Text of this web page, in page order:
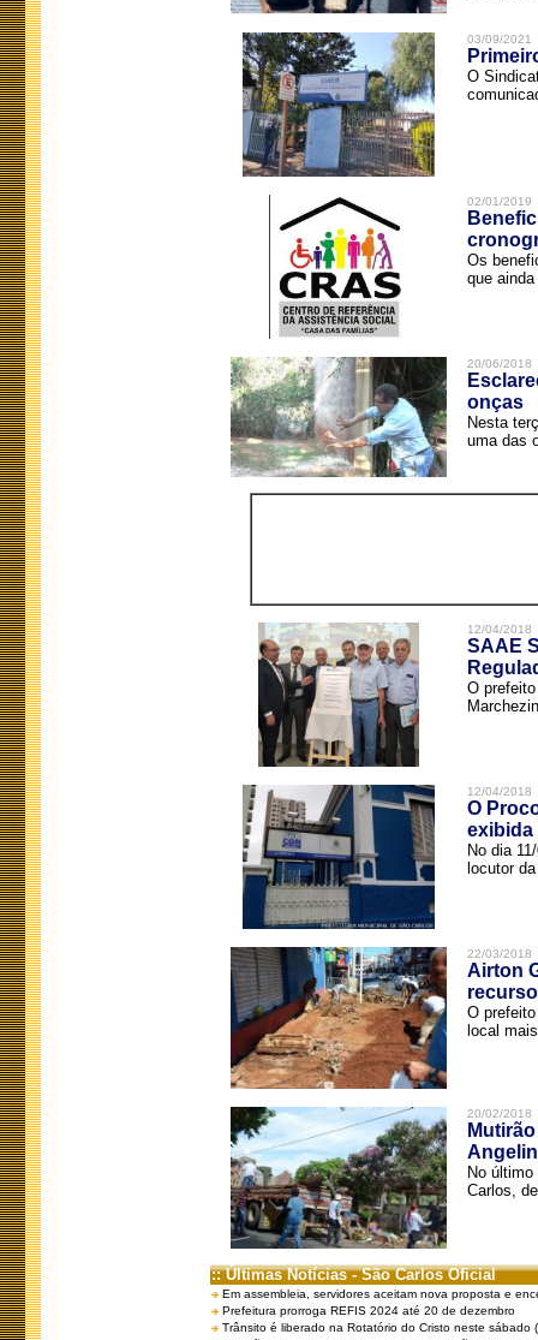
03/09/2021
O
02/01/2019
Os
que
20/06/2018
onças
Nesta
uma das
12/04/2018
SAAE
O
12/04/2018
O
exibida
No dia
locutor
22/03/2018
Airton
O
local
20/02/2018
No
Carlos,
:: Últimas Notícias - São Carlos Oficial
Em assembleia, servidores aceitam nova proposta e
Prefeitura prorroga REFIS 2024 até 20 de dezembro
Trânsito é liberado na Rotatório do Cristo neste sábado